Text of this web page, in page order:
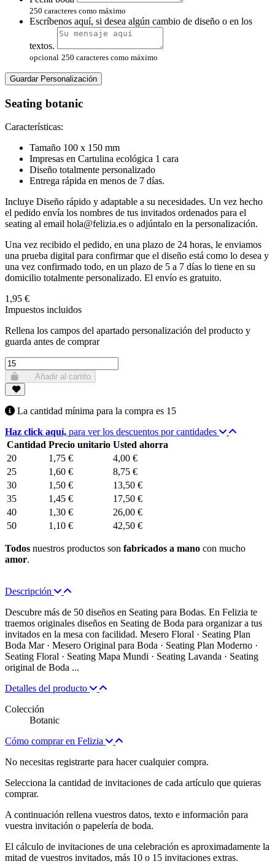
250 caracteres como máximo
Escríbenos aquí, si desea algún cambio de diseño o en los
textos.
opcional 250 caracteres como máximo
Guardar Personalización
Seating botanic
Características:
Tamaño 100 x 150 mm
Impresas en Cartulina ecológica 1 cara
Diseño totalmente personalizado
Entrega rápida en menos de 7 días.
Incluye Diseño rápido y adaptable a su necesidades. Un vez hecho
el pedido envía los nombres de tus invitados ordenados para el
seating al email hola@felizia.es o adjúntalo en la personalización.
Una vez recibido el pedido, en una plazo de 24 horas, le enviamos
una prueba digital para confirmar que el diseño está como lo desea y
una vez confirmado todo, en un plazo de 5 a 7 días lo tiene en su
domicilio totalmente personalizado. El envío es gratuito.
1,95 €
Impuestos incluidos
Rellena los campos del apartado personalización del producto y
guarda antes de comprar
Añadir al carrito
La cantidad mínima para la compra es 15
Haz click aquí, para ver los descuentos por cantidades
Cantidad Precio unitario Usted ahorra
20
1,75 €
4,00 €
25
1,60 €
8,75 €
30
1,50 €
13,50 €
35
1,45 €
17,50 €
40
1,30 €
26,00 €
50
1,10 € 42,50 €
Todos nuestros productos son fabricados a mano con mucho
amor.
Descripción
Descubre más de 50 diseños en Seating para Bodas. En Felizia te
traemos originales diseños en Seating de Boda para organizar a tus
invitados en la mesa con facilidad. Mesero Floral · Seating Plan
Boda Mar · Mesero Original para Boda · Seating Plan Moderno ·
Seating Floral · Seating Mapa Mundi · Seating Lavanda · Seating
original de Boda ...
Detalles del producto
Colección
Botanic
Cómo comprar en Felizia
No necesitas registrarte para hacer cualquier compra.
Selecciona la cantidad de invitaciones de cada artículo que quieras
comprar.
A continuación rellena vuestros datos, texto e información para
vuestra invitación o papelería de boda.
El cálculo de invitaciones de una celebración es aproximadamente la
mitad de vuestros invitados, más 10 o 15 invitaciones extras.